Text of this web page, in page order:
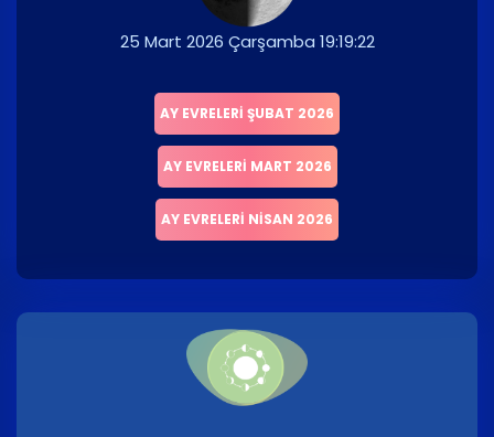
25 Mart 2026 Çarşamba 19:19:22
AY EVRELERI ŞUBAT 2026
AY EVRELERI MART 2026
AY EVRELERI NISAN 2026